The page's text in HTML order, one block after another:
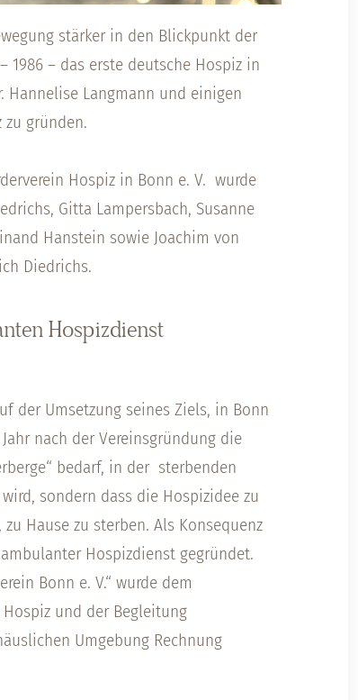
stärker in den Blickpunkt der
– das erste deutsche Hospiz in
Hannelise Langmann und einigen
gründen.
Hospiz in Bonn e. V. wurde
Gitta Lampersbach, Susanne
Hanstein sowie Joachim von
Diedrichs.
Hospizdienst
der Umsetzung seines Ziels, in Bonn
nach der Vereinsgründung die
bedarf, in der sterbenden
sondern dass die Hospizidee zu
Hause zu sterben. Als Konsequenz
Hospizdienst gegründet.
Bonn e. V.“ wurde dem
und der Begleitung
Umgebung Rechnung